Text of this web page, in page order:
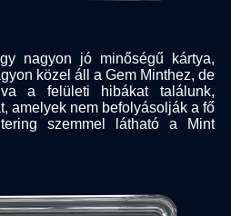
nagyon jó minőségű kártya,
közel áll a Gem Minthez, de
a felületi hibákat találunk,
amelyek nem befolyásolják a fő
szemmel látható a Mint